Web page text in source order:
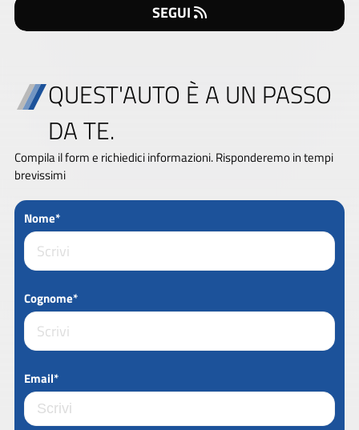
SEGUI
QUEST'AUTO È A UN PASSO
DA TE.
Compila il form e richiedici informazioni. Risponderemo in tempi
brevissimi
Nome*
Cognome*
Email*